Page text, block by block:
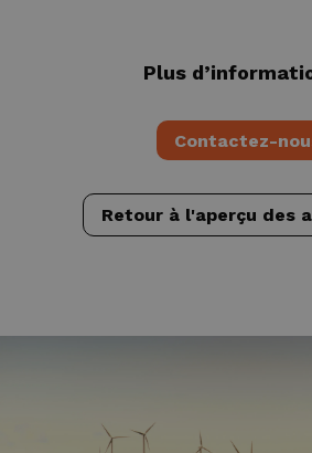
Plus
Contactez-
Retour à l'aperçu des